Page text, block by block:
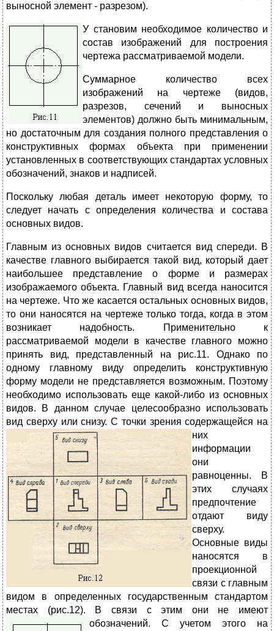
выносной элемент - разрезом).
У становим необходимое количество и
состав изображений для построения
чертежа рассматриваемой модели.
Суммарное количество всех
изображений на чертеже (видов,
разрезов, сечений и выносных
элементов) должно быть минимальным,
но достаточным для создания полного представления о
конструктивных формах объекта при применении
установленных в соответствующих стандартах условных
обозначений, знаков и надписей.
Поскольку любая деталь имеет некоторую форму, то
следует начать с определения количества и состава
основных видов.
Главным из основных видов считается вид спереди. В
качестве главного выбирается такой вид, который дает
наибольшее представление о форме и размерах
изображаемого объекта. Главный вид всегда наносится
на чертеже. Что же касается остальных основных видов,
то они наносятся на чертеже только тогда, когда в этом
возникает надобность. Применительно к
рассматриваемой модели в качестве главного можно
принять вид, представленный на рис.11. Однако по
одному главному виду определить конструктивную
форму модели не представляется возможным. Поэтому
необходимо использовать еще какой-либо из основных
видов. В данном случае целесообразно использовать
вид сверху или снизу. С точки зрения содержащейся на
них
информации
они
равноценны. В
этих случаях
предпочтение
отдают виду
сверху.
Основные виды
наносятся в
проекционной
связи с главным
видом в определенных государственным стандартом
местах (рис.12). В связи с этим они не имеют
обозначений. С учетом этого на